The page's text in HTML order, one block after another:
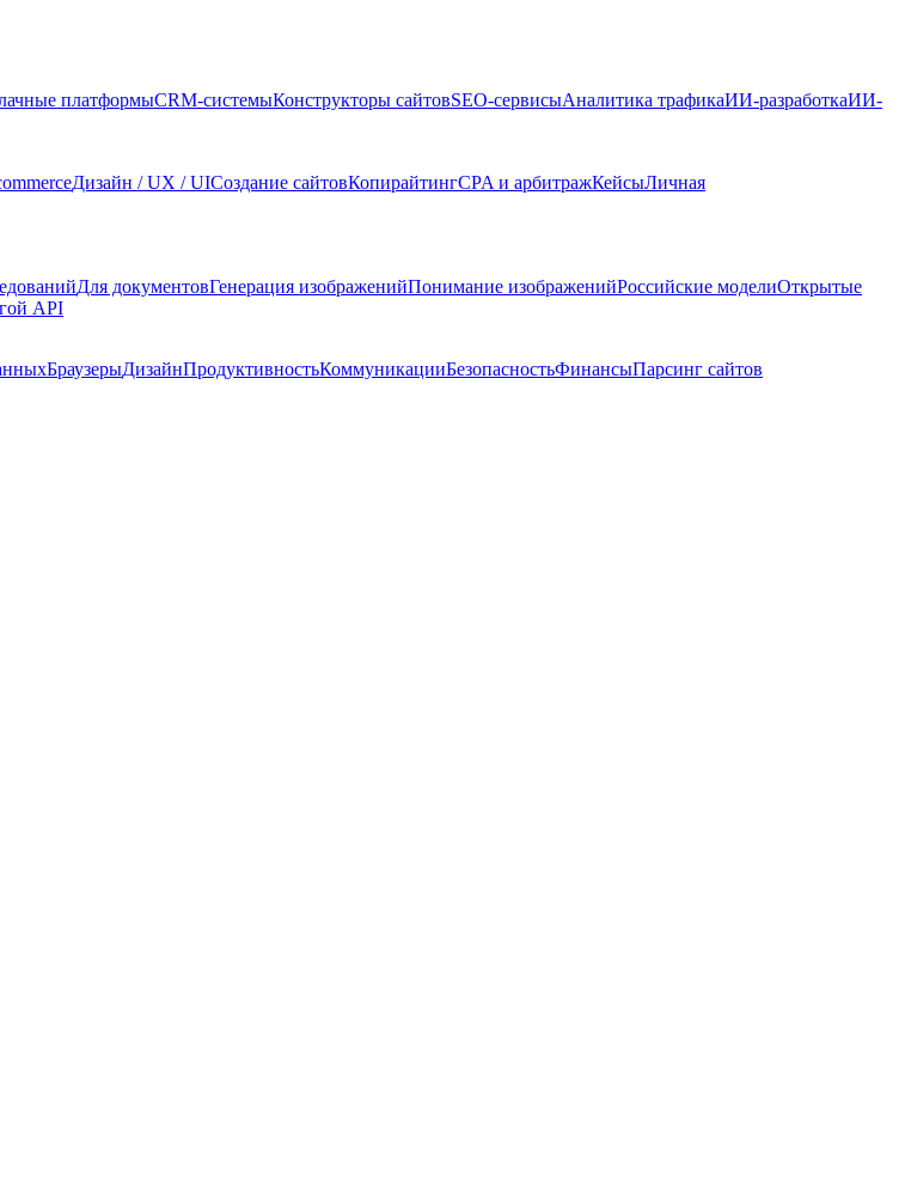
платформыCRM-системыКонструкторы сайтовSEO-сервисыАналитика трафикаИИ-разработкаИИ-
Дизайн / UX / UIСоздание сайтовКопирайтингCPA и арбитражКейсыЛичная
Для документовГенерация изображенийПонимание изображенийРоссийские моделиОткрытые
API
БраузерыДизайнПродуктивностьКоммуникацииБезопасностьФинансыПарсинг сайтов